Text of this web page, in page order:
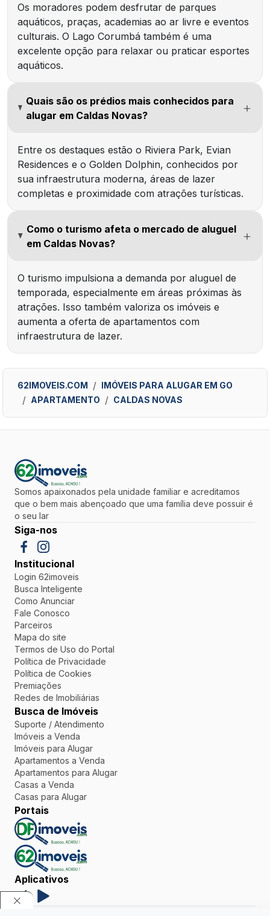
Os moradores podem desfrutar de parques
aquáticos, praças, academias ao ar livre e eventos
culturais. O Lago Corumbá também é uma
excelente opção para relaxar ou praticar esportes
aquáticos.
Quais são os prédios mais conhecidos para
alugar em Caldas Novas?
Entre os destaques estão o Riviera Park, Evian
Residences e o Golden Dolphin, conhecidos por
sua infraestrutura moderna, áreas de lazer
completas e proximidade com atrações turísticas.
Como o turismo afeta o mercado de aluguel
em Caldas Novas?
O turismo impulsiona a demanda por aluguel de
temporada, especialmente em áreas próximas às
atrações. Isso também valoriza os imóveis e
aumenta a oferta de apartamentos com
infraestrutura de lazer.
62IMOVEIS.COM
IMÓVEIS PARA ALUGAR EM GO
APARTAMENTO
CALDAS NOVAS
Somos apaixonados pela unidade familiar e acreditamos
que o bem mais abençoado que uma família deve possuir é
o seu lar
Siga-nos
Institucional
Login 62imoveis
Busca Inteligente
Como Anunciar
Fale Conosco
Parceiros
Mapa do site
Termos de Uso do Portal
Política de Privacidade
Política de Cookies
Premiações
Redes de Imobiliárias
Busca de Imóveis
Suporte / Atendimento
Imóveis a Venda
Imóveis para Alugar
Apartamentos a Venda
Apartamentos para Alugar
Casas a Venda
Casas para Alugar
Portais
Aplicativos